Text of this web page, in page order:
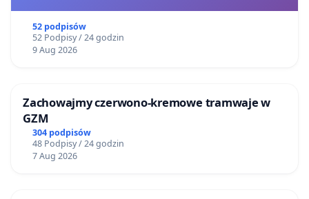
52 podpisów
52 Podpisy / 24 godzin
9 Aug 2026
Zachowajmy czerwono-kremowe tramwaje w
GZM
304 podpisów
48 Podpisy / 24 godzin
7 Aug 2026